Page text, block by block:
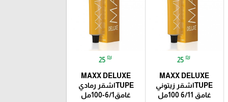
25 ₪
MAXX DELUXE
TUPEاشقر زيتوني
غامق 6/11 100مل
25 ₪
MAXX DELUXE
TUPEاشقر رمادي
غامق6/1-100مل